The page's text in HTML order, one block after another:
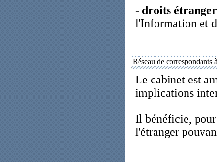
- droits
l'Information et
Réseau de correspondants
Le cabinet est
implications
Il bénéficie, pour
l'étranger